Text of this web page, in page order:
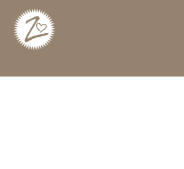
Inhalt
springen
Züschen